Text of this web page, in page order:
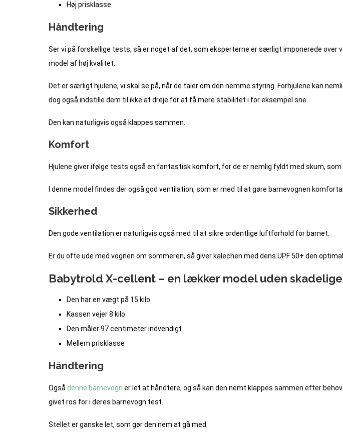
Høj prisklasse
Håndtering
Ser vi på forskellige tests, så er noget af det, som eksperterne er særligt imponerede over
model af høj kvalitet.
Det er særligt hjulene, vi skal se på, når de taler om den nemme styring. Forhjulene kan
dog også indstille dem til ikke at dreje for at få mere stabilitet i for eksempel sne.
Den kan naturligvis også klappes sammen.
Komfort
Hjulene giver ifølge tests også en fantastisk komfort, for de er nemlig fyldt med skum,
I denne model findes der også god ventilation, som er med til at gøre barnevognen
Sikkerhed
Den gode ventilation er naturligvis også med til at sikre ordentlige luftforhold for barnet.
Er du ofte ude med vognen om sommeren, så giver kalechen med dens UPF 50+ den
Babytrold X-cellent – en lækker model uden
Den har en vægt på 15 kilo
Kassen vejer 8 kilo
Den måler 97 centimeter indvendigt
Mellem prisklasse
Håndtering
Også denne barnevogn er let at håndtere, og så kan den nemt klappes sammen efter
givet ros for i deres barnevogn test.
Stellet er ganske let, som gør den nem at gå med.